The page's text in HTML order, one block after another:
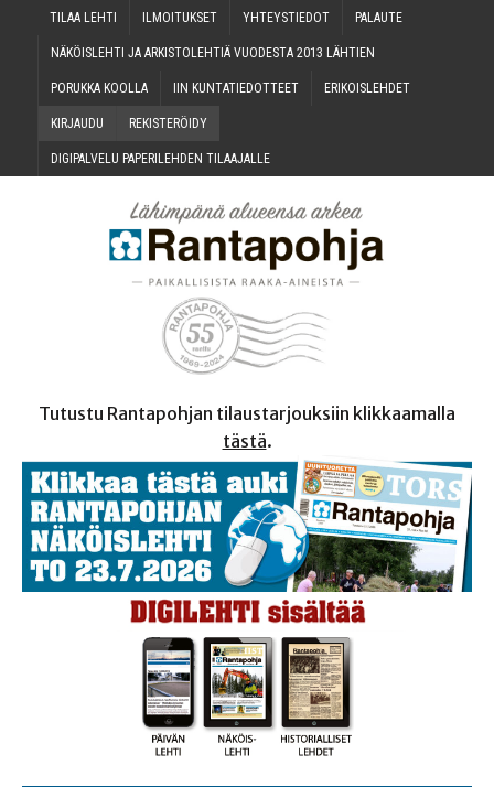
TILAA LEH­TI ILMOI­TUK­SET YHTEYS­TIE­DOT PALAU­TE
NÄKÖIS­LEH­TI JA ARKIS­TO­LEH­TIÄ VUO­DES­TA 2013 LÄHTIEN
PORUK­KA KOOLLA IIN KUN­TA­TIE­DOT­TEET ERI­KOIS­LEH­DET
KIR­JAU­DU REKIS­TE­RÖI­DY
DIGI­PAL­VE­LU PAPE­RI­LEH­DEN TILAAJALLE
Tutustu Rantapohjan tilaustarjouksiin klikkaamalla
tästä.